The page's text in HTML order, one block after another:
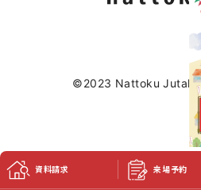
©2023 Nattoku
資料請求 来場予約